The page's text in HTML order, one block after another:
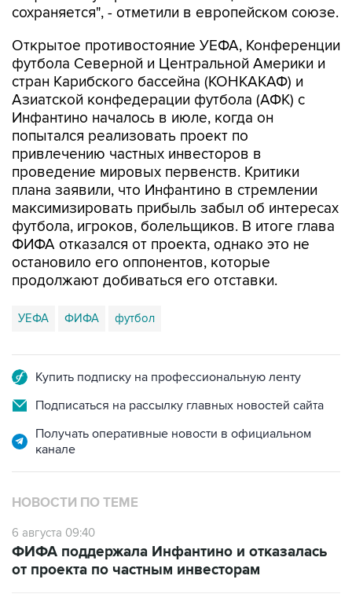
Открытое противостояние УЕФА, Конференции
стран Карибского бассейна (КОНКАКАФ) и
Азиатской конфедерации футбола (АФК) с
Инфантино началось в июле, когда он
попытался реализовать проект по
привлечению частных инвесторов в
проведение мировых первенств. Критики
плана заявили, что Инфантино в стремлении
максимизировать прибыль забыл об интересах
футбола, игроков, болельщиков. В итоге глава
ФИФА отказался от проекта, однако это не
остановило его оппонентов, которые
продолжают добиваться его отставки.
УЕФА ФИФА футбол
Подписаться на рассылку главных новостей сайта
Получать оперативные новости в официальном
НОВОСТИ ПО ТЕМЕ
6 августа 09:40
от проекта по частным инвесторам
4 августа 01:45